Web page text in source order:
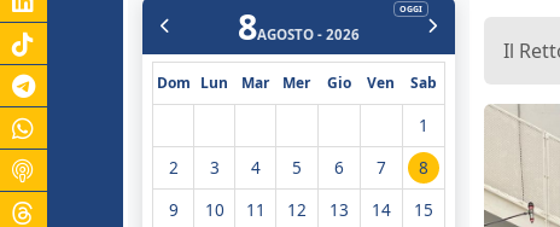
Il
OGGI
8AGOSTO - 2026
Dom Lun Mar Mer Gio Ven Sab
1
2
3 4 5 6 7
8
9
10 11 12 13 14
15
Canale Telegram Unicas